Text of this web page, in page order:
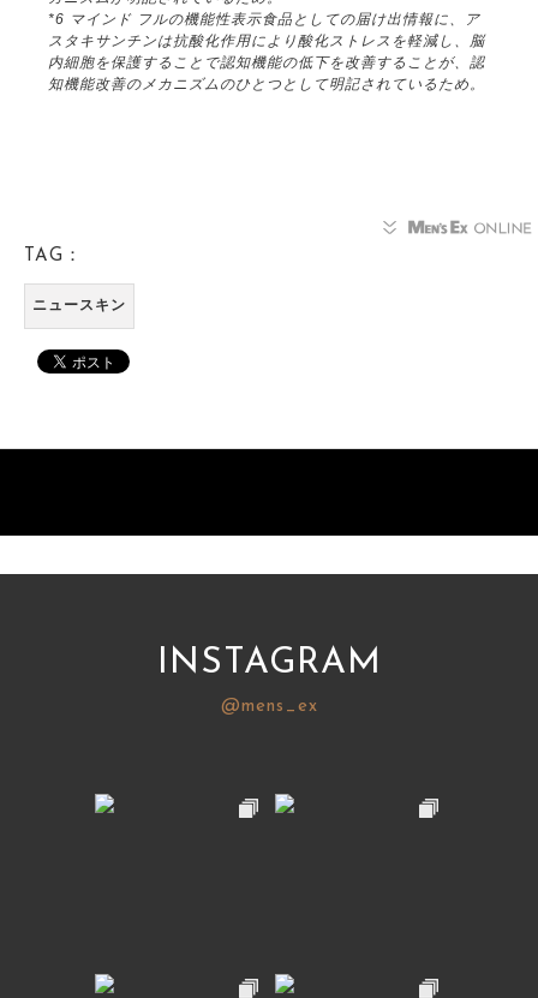
*6 マインド フルの機能性表示食品としての届け出情報に、ア
スタキサンチンは抗酸化作用により酸化ストレスを軽減し、脳
内細胞を保護することで認知機能の低下を改善することが、認
知機能改善のメカニズムのひとつとして明記されているため。
TAG：
ニュースキン
INSTAGRAM
@mens_ex